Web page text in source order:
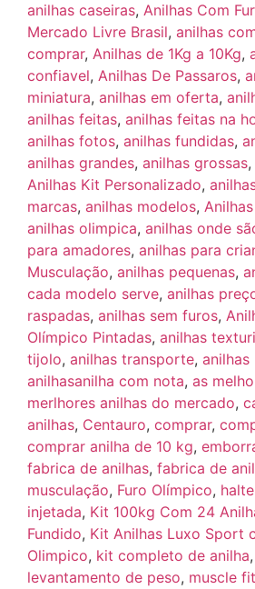
anilhas caseiras, Anilhas Com
Mercado Livre Brasil, anilhas
comprar, Anilhas de 1Kg a 10Kg,
confiavel, Anilhas De Passaros,
miniatura, anilhas em oferta,
anilhas feitas, anilhas feitas na
anilhas fotos, anilhas fundidas,
anilhas grandes, anilhas grossas,
Anilhas Kit Personalizado,
marcas, anilhas modelos,
anilhas olimpica, anilhas onde
para amadores, anilhas para
Musculação, anilhas pequenas,
cada modelo serve, anilhas
raspadas, anilhas sem furos,
Olímpico Pintadas, anilhas
tijolo, anilhas transporte, anilhas
anilhasanilha com nota, as
merlhores anilhas do mercado,
anilhas, Centauro, comprar,
comprar anilha de 10 kg,
fabrica de anilhas, fabrica de
musculação, Furo Olímpico,
injetada, Kit 100kg Com 24
Fundido, Kit Anilhas Luxo Sport
Olimpico, kit completo de anilha,
levantamento de peso, muscle